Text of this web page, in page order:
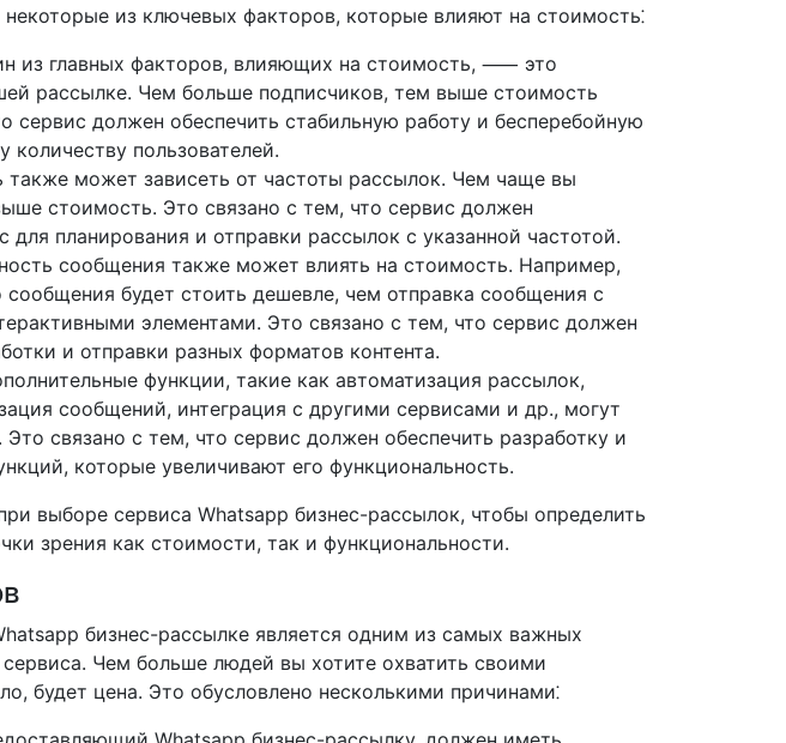
из ключевых факторов, которые влияют на стоимость⁚
из главных факторов, влияющих на стоимость, ⸺ это
рассылке. Чем больше подписчиков, тем выше стоимость
сервис должен обеспечить стабильную работу и бесперебойную
пользователей.
также может зависеть от частоты рассылок. Чем чаще вы
стоимость. Это связано с тем, что сервис должен
для планирования и отправки рассылок с указанной частотой.
сообщения также может влиять на стоимость. Например,
сообщения будет стоить дешевле, чем отправка сообщения с
элементами. Это связано с тем, что сервис должен
и отправки разных форматов контента.
функции, такие как автоматизация рассылок,
сообщений, интеграция с другими сервисами и др., могут
связано с тем, что сервис должен обеспечить разработку и
которые увеличивают его функциональность.
выборе сервиса Whatsapp бизнес-рассылок, чтобы определить
зрения как стоимости, так и функциональности.
бизнес-рассылке является одним из самых важных
Чем больше людей вы хотите охватить своими
будет цена. Это обусловлено несколькими причинами⁚